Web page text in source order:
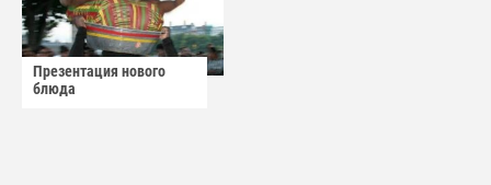
Презентация нового
блюда